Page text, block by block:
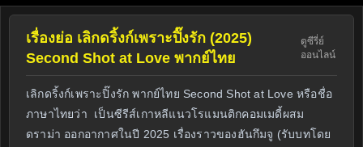
เรื่องย่อ เลิกดริ้งก์เพราะปิ๊งรัก (2025)
Second Shot at Love พากย์ไทย
ดูซีรี่ย์
ออนไลน์
เลิกดริ้งก์เพราะปิ๊งรัก พากย์ไทย Second Shot at Love หรือชื่อ
ภาษาไทยว่า เป็นซีรีส์เกาหลีแนวโรแมนติกคอมเมดี้ผสม
ดราม่า ออกอากาศในปี 2025 เรื่องราวของฮันกึมจู (รับบทโดย